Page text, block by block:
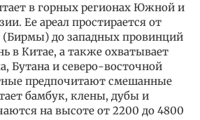
в горных регионах Южной и
Ее ареал простирается от
до западных провинций
в Китае, а также охватывает
Бутана и северо-восточной
предпочитают смешанные
бамбук, клены, дубы и
на высоте от 2200 до 4800